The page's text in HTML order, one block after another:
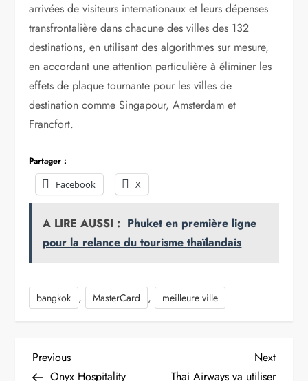
arrivées de visiteurs internationaux et leurs dépenses
transfrontalière dans chacune des villes des 132
destinations, en utilisant des algorithmes sur mesure,
en accordant une attention particulière à éliminer les
effets de plaque tournante pour les villes de
destination comme Singapour, Amsterdam et
Francfort.
Partager :
Facebook
X
A LIRE AUSSI : Phuket en première ligne
pour la relance du tourisme thaïlandais
bangkok , MasterCard , meilleure ville
N
Previous
Post
Previous
Onyx Hospitality
Next
Post
Next
Thai Airways va utiliser